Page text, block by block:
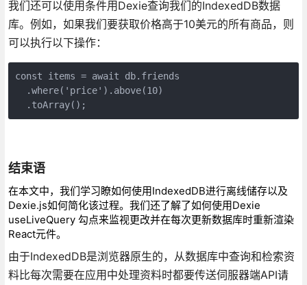
我们还可以使用条件用Dexie查询我们的IndexedDB数据
库。例如，如果我们要获取价格高于10美元的所有商品，则
可以执行以下操作：
const items = await db.friends
  .where('price').above(10)
  .toArray();
结束语
在本文中，我们学习瞭如何使用IndexedDB进行离线储存以及
Dexie.js如何简化该过程。我们还了解了如何使用Dexie
useLiveQuery 勾点来监视更改并在每次更新数据库时重新渲染
React元件。
由于IndexedDB是浏览器原生的，从数据库中查询和检索资
料比每次需要在应用中处理资料时都要传送伺服器端API请